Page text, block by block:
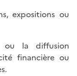
expositions ou
la diffusion
financière ou